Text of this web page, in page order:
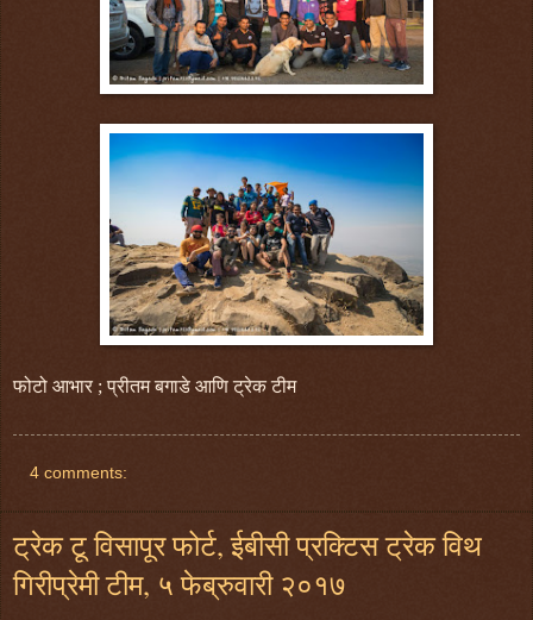
फोटो आभार ; प्रीतम बगाडे आणि ट्रेक टीम
4 comments:
ट्रेक टू विसापूर फोर्ट, ईबीसी प्रक्टिस ट्रेक विथ
गिरीप्रेमी टीम, ५ फेब्रुवारी २०१७